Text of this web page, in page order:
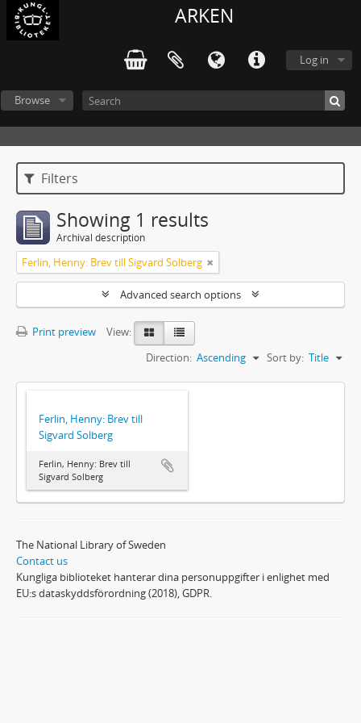
ARKEN
Log in
Browse
Filters
Showing 1 results
Archival description
Ferlin, Henny: Brev till Sigvard Solberg
Advanced search options
Print preview
View:
Sort by: Title
Direction: Ascending
Ferlin, Henny: Brev till
Sigvard Solberg
Ferlin, Henny: Brev till
Sigvard Solberg
The National Library of Sweden
Contact us
Kungliga biblioteket hanterar dina personuppgifter i enlighet med
EU:s dataskyddsförordning (2018), GDPR.